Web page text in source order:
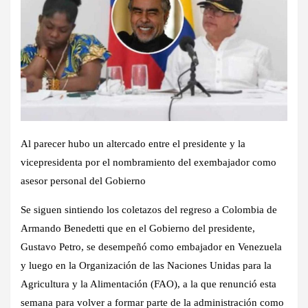
Al parecer hubo un altercado entre el presidente y la
vicepresidenta por el nombramiento del exembajador como
asesor personal del Gobierno
Se siguen sintiendo los coletazos del regreso a Colombia de
Armando Benedetti que en el Gobierno del presidente,
Gustavo Petro, se desempeñó como embajador en Venezuela
y luego en la Organización de las Naciones Unidas para la
Agricultura y la Alimentación (FAO), a la que renunció esta
semana para volver a formar parte de la administración como